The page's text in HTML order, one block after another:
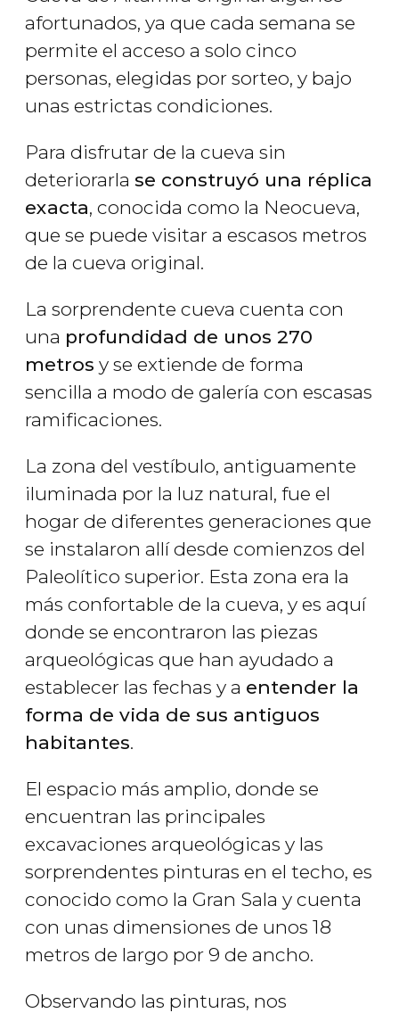
afortunados, ya que cada semana se
permite el acceso a solo cinco
personas, elegidas por sorteo, y bajo
unas estrictas condiciones.
Para disfrutar de la cueva sin
deteriorarla se construyó una réplica
exacta, conocida como la Neocueva,
que se puede visitar a escasos metros
de la cueva original.
La sorprendente cueva cuenta con
una profundidad de unos 270
metros y se extiende de forma
sencilla a modo de galería con escasas
ramificaciones.
La zona del vestíbulo, antiguamente
iluminada por la luz natural, fue el
hogar de diferentes generaciones que
se instalaron allí desde comienzos del
Paleolítico superior. Esta zona era la
más confortable de la cueva, y es aquí
donde se encontraron las piezas
arqueológicas que han ayudado a
establecer las fechas y a entender la
forma de vida de sus antiguos
habitantes.
El espacio más amplio, donde se
encuentran las principales
excavaciones arqueológicas y las
sorprendentes pinturas en el techo, es
conocido como la Gran Sala y cuenta
con unas dimensiones de unos 18
metros de largo por 9 de ancho.
Observando las pinturas, nos